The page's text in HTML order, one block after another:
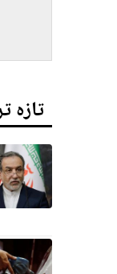
تازہ